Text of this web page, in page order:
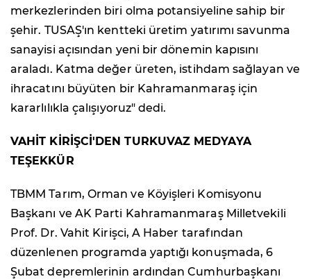
merkezlerinden biri olma potansiyeline sahip bir
şehir. TUSAŞ'ın kentteki üretim yatırımı savunma
sanayisi açısından yeni bir dönemin kapısını
araladı. Katma değer üreten, istihdam sağlayan ve
ihracatını büyüten bir Kahramanmaraş için
kararlılıkla çalışıyoruz" dedi.
VAHİT KİRİŞCİ'DEN TURKUVAZ MEDYAYA
TEŞEKKÜR
TBMM Tarım, Orman ve Köyişleri Komisyonu
Başkanı ve AK Parti Kahramanmaraş Milletvekili
Prof. Dr. Vahit Kirişci, A Haber tarafından
düzenlenen programda yaptığı konuşmada, 6
Şubat depremlerinin ardından Cumhurbaşkanı